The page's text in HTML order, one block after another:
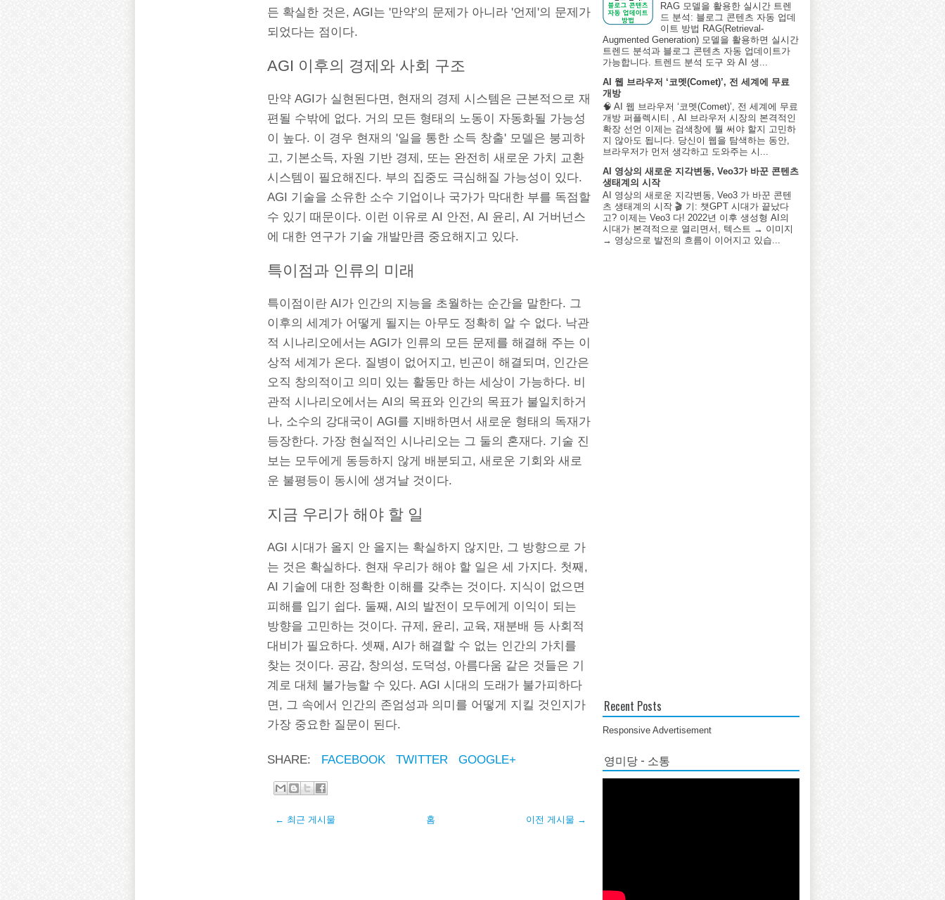
든 확실한 것은, AGI는 '만약'의 문제가 아니라 '언제'의 문제가
되었다는 점이다.
AGI 이후의 경제와 사회 구조
만약 AGI가 실현된다면, 현재의 경제 시스템은 근본적으로 재
편될 수밖에 없다. 거의 모든 형태의 노동이 자동화될 가능성
이 높다. 이 경우 현재의 '일을 통한 소득 창출' 모델은 붕괴하
고, 기본소득, 자원 기반 경제, 또는 완전히 새로운 가치 교환
시스템이 필요해진다. 부의 집중도 극심해질 가능성이 있다.
AGI 기술을 소유한 소수 기업이나 국가가 막대한 부를 독점할
수 있기 때문이다. 이런 이유로 AI 안전, AI 윤리, AI 거버넌스
에 대한 연구가 기술 개발만큼 중요해지고 있다.
특이점과 인류의 미래
특이점이란 AI가 인간의 지능을 초월하는 순간을 말한다. 그
이후의 세계가 어떻게 될지는 아무도 정확히 알 수 없다. 낙관
적 시나리오에서는 AGI가 인류의 모든 문제를 해결해 주는 이
상적 세계가 온다. 질병이 없어지고, 빈곤이 해결되며, 인간은
오직 창의적이고 의미 있는 활동만 하는 세상이 가능하다. 비
관적 시나리오에서는 AI의 목표와 인간의 목표가 불일치하거
나, 소수의 강대국이 AGI를 지배하면서 새로운 형태의 독재가
등장한다. 가장 현실적인 시나리오는 그 둘의 혼재다. 기술 진
보는 모두에게 동등하지 않게 배분되고, 새로운 기회와 새로
운 불평등이 동시에 생겨날 것이다.
지금 우리가 해야 할 일
AGI 시대가 올지 안 올지는 확실하지 않지만, 그 방향으로 가
는 것은 확실하다. 현재 우리가 해야 할 일은 세 가지다. 첫째,
AI 기술에 대한 정확한 이해를 갖추는 것이다. 지식이 없으면
피해를 입기 쉽다. 둘째, AI의 발전이 모두에게 이익이 되는
방향을 고민하는 것이다. 규제, 윤리, 교육, 재분배 등 사회적
대비가 필요하다. 셋째, AI가 해결할 수 없는 인간의 가치를
찾는 것이다. 공감, 창의성, 도덕성, 아름다움 같은 것들은 기
계로 대체 불가능할 수 있다. AGI 시대의 도래가 불가피하다
면, 그 속에서 인간의 존엄성과 의미를 어떻게 지킬 것인지가
가장 중요한 질문이 된다.
SHARE: FACEBOOK TWITTER GOOGLE+
← 최근 게시물 이전 게시물 →
홈
RAG 모델을 활용한 실시간 트렌
드 분석: 블로그 콘텐츠 자동 업데
이트 방법 RAG(Retrieval-
Augmented Generation) 모델을 활용하면 실시간
트렌드 분석과 블로그 콘텐츠 자동 업데이트가
가능합니다. 트렌드 분석 도구 와 AI 생...
AI 웹 브라우저 ‘코멧(Comet)’, 전 세계에 무료
개방
🧠 AI 웹 브라우저 ‘코멧(Comet)’, 전 세계에 무료
개방 퍼플렉시티 , AI 브라우저 시장의 본격적인
확장 선언 이제는 검색창에 뭘 써야 할지 고민하
지 않아도 됩니다. 당신이 웹을 탐색하는 동안,
브라우저가 먼저 생각하고 도와주는 시...
AI 영상의 새로운 지각변동, Veo3가 바꾼 콘텐츠
생태계의 시작
AI 영상의 새로운 지각변동, Veo3 가 바꾼 콘텐
츠 생태계의 시작 🎬 기: 챗GPT 시대가 끝났다
고? 이제는 Veo3 다! 2022년 이후 생성형 AI의
시대가 본격적으로 열리면서, 텍스트 → 이미지
→ 영상으로 발전의 흐름이 이어지고 있습...
Recent Posts
Responsive Advertisement
영미당 - 소통